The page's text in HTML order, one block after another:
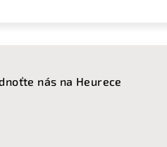
nás na Heurece